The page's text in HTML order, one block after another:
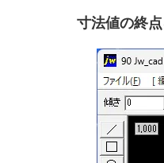
寸法値の終